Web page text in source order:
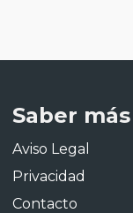
Saber más
Aviso Legal
Privacidad
Contacto